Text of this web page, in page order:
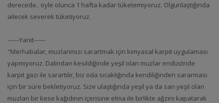
derecede.. öyle olunca 1 hafta kadar tüketemiyoruz. Olgunlaştığında
ailecek severek tüketiyoruz.
------Yanıt------
"Merhabalar, muzlarımızı sarartmak için kimyasal karpit uygulaması
yapmıyoruz. Dalından kesildiğinde yeşil olan muzlar endüstride
karpit gazı ile sarartılır, biz oda sıcaklığında kendiliğinden sararması
için bir süre bekletiyoruz. Size ulaştığında yeşil ya da sarı yeşil olan
muzları bir kese kağıdının içerisine elma ile birlikte ağzını kapatarak